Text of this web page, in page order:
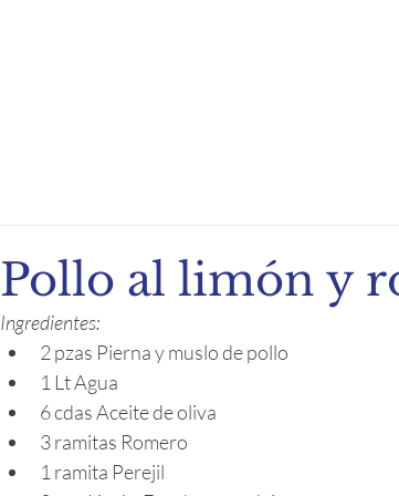
Pollo al limón y
Ingredientes:
2 pzas Pierna y muslo de pollo
1 Lt Agua
6 cdas Aceite de oliva
3 ramitas Romero
1 ramita Perejil